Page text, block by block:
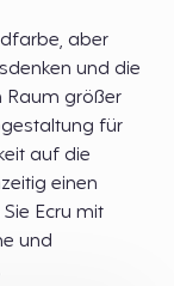
aber
und die
Raum größer
für
auf die
einen
Ecru mit
und